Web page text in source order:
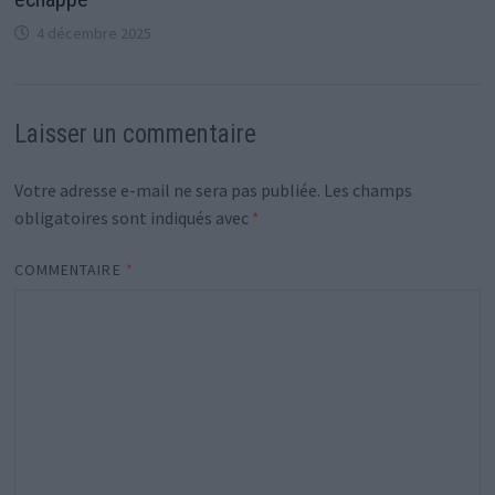
4 décembre 2025
Laisser un commentaire
Votre adresse e-mail ne sera pas publiée. Les champs
obligatoires sont indiqués avec *
COMMENTAIRE *